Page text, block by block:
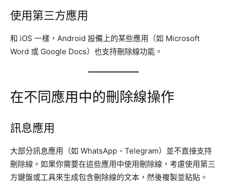
使用第三方應用
和 iOS 一樣，Android 設備上的某些應用（如 Microsoft
Word 或 Google Docs）也支持刪除線功能。
在不同應用中的刪除線操作
訊息應用
大部分訊息應用（如 WhatsApp、Telegram）並不直接支持
刪除線。如果你需要在這些應用中使用刪除線，考慮使用第三
方鍵盤或工具來生成包含刪除線的文本，然後複製並粘貼。